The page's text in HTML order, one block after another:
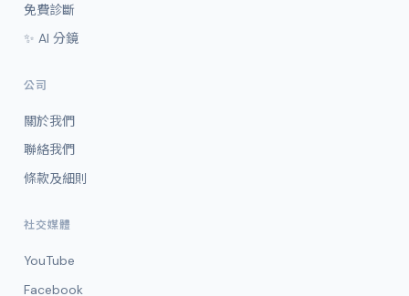
免費診斷
✨ AI 分鏡
公司
關於我們
聯絡我們
條款及細則
社交媒體
YouTube
Facebook